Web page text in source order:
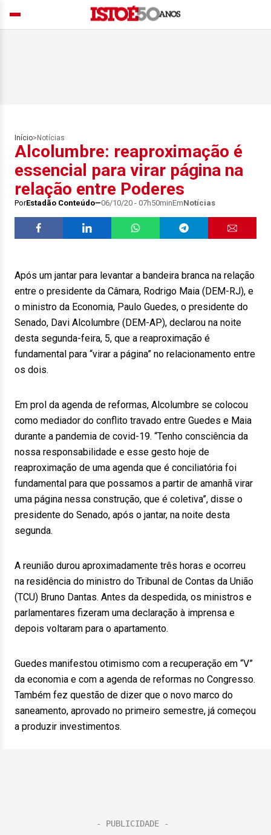
Início> Notícias
Alcolumbre: reaproximação é
essencial para virar página na
relação entre Poderes
PorEstadão Conteúdo 06/10/20 - 07h50minEmNotícias
Após um jantar para levantar a bandeira branca na relação
entre o presidente da Câmara, Rodrigo Maia (DEM-RJ), e
o ministro da Economia, Paulo Guedes, o presidente do
Senado, Davi Alcolumbre (DEM-AP), declarou na noite
desta segunda-feira, 5, que a reaproximação é
fundamental para “virar a página” no relacionamento entre
os dois.
Em prol da agenda de reformas, Alcolumbre se colocou
como mediador do conflito travado entre Guedes e Maia
durante a pandemia de covid-19. “Tenho consciência da
nossa responsabilidade e esse gesto hoje de
reaproximação de uma agenda que é conciliatória foi
fundamental para que possamos a partir de amanhã virar
uma página nessa construção, que é coletiva”, disse o
presidente do Senado, após o jantar, na noite desta
segunda.
A reunião durou aproximadamente três horas e ocorreu
na residência do ministro do Tribunal de Contas da União
(TCU) Bruno Dantas. Antes da despedida, os ministros e
parlamentares fizeram uma declaração à imprensa e
depois voltaram para o apartamento.
Guedes manifestou otimismo com a recuperação em “V”
da economia e com a agenda de reformas no Congresso.
Também fez questão de dizer que o novo marco do
saneamento, aprovado no primeiro semestre, já começou
a produzir investimentos.